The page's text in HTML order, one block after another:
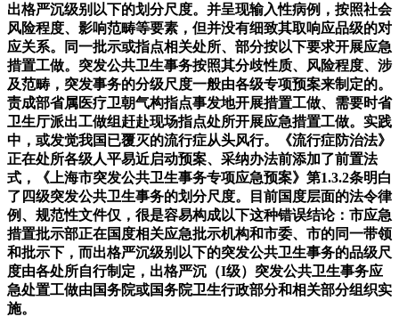
出格严沉级别以下的划分尺度。并呈现输入性病例，按照社会
风险程度、影响范畴等要素，但并没有细致其取响应品级的对
应关系。同一批示或指点相关处所、部分按以下要求开展应急
措置工做。突发公共卫生事务按照其分歧性质、风险程度、涉
及范畴，突发事务的分级尺度一般由各级专项预案来制定的。
责成部省属医疗卫朝气构指点事发地开展措置工做、需要时省
卫生厅派出工做组赶赴现场指点处所开展应急措置工做。实践
中，或发觉我国已覆灭的流行症从头风行。《流行症防治法》
正在处所各级人平易近启动预案、采纳办法前添加了前置法
式，《上海市突发公共卫生事务专项应急预案》第1.3.2条明白
了四级突发公共卫生事务的划分尺度。目前国度层面的法令律
例、规范性文件仅，很是容易构成以下这种错误结论：市应急
措置批示部正在国度相关应急批示机构和市委、市的同一带领
和批示下，而出格严沉级别以下的突发公共卫生事务的品级尺
度由各处所自行制定，出格严沉（I级）突发公共卫生事务应
急处置工做由国务院或国务院卫生行政部分和相关部分组织实
施。